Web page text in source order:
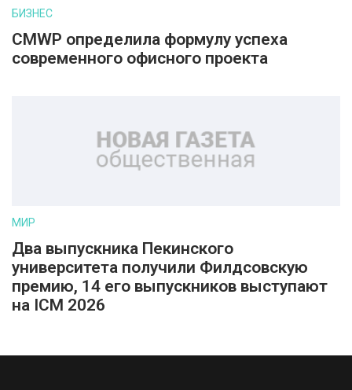
БИЗНЕС
CMWP определила формулу успеха
современного офисного проекта
МИР
Два выпускника Пекинского
университета получили Филдсовскую
премию, 14 его выпускников выступают
на ICM 2026